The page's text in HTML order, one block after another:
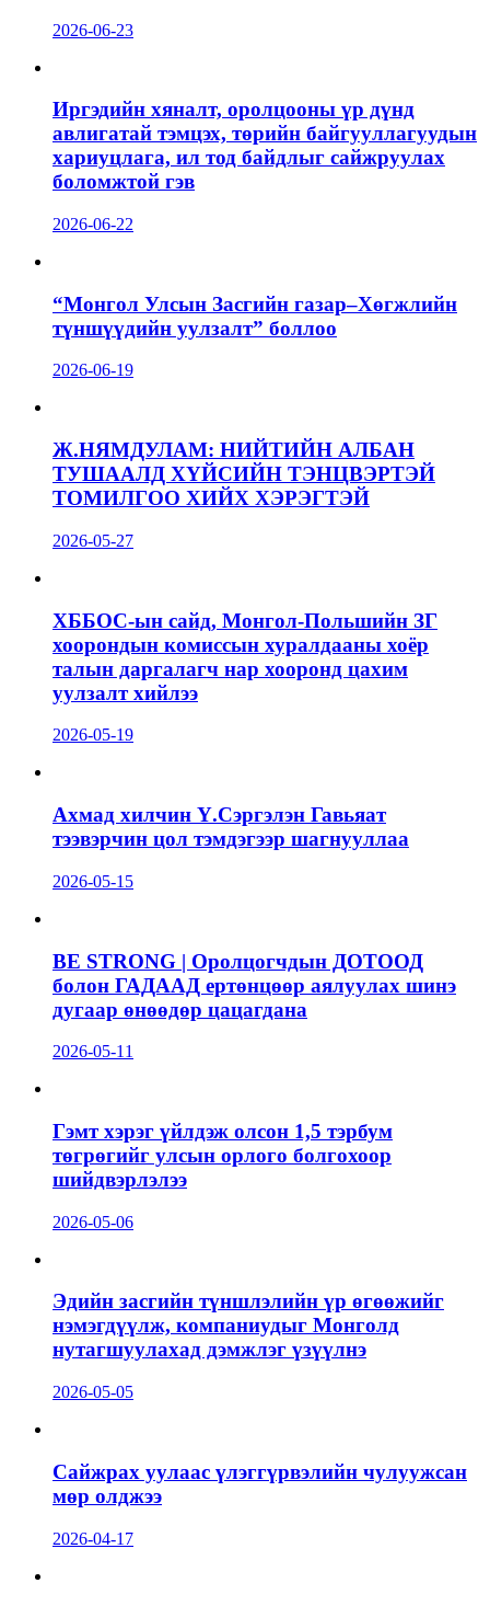
2026-06-23
Иргэдийн хяналт, оролцооны үр дүнд
авлигатай тэмцэх, төрийн байгууллагуудын
хариуцлага, ил тод байдлыг сайжруулах
боломжтой гэв
2026-06-22
“Монгол Улсын Засгийн газар–Хөгжлийн
түншүүдийн уулзалт” боллоо
2026-06-19
Ж.НЯМДУЛАМ: НИЙТИЙН АЛБАН
ТУШААЛД ХҮЙСИЙН ТЭНЦВЭРТЭЙ
ТОМИЛГОО ХИЙХ ХЭРЭГТЭЙ
2026-05-27
ХББОС-ын сайд, Монгол-Польшийн ЗГ
хоорондын комиссын хуралдааны хоёр
талын даргалагч нар хооронд цахим
уулзалт хийлээ
2026-05-19
Ахмад хилчин Ү.Сэргэлэн Гавьяат
тээвэрчин цол тэмдэгээр шагнууллаа
2026-05-15
BE STRONG | Оролцогчдын ДОТООД
болон ГАДААД ертөнцөөр аялуулах шинэ
дугаар өнөөдөр цацагдана
2026-05-11
Гэмт хэрэг үйлдэж олсон 1,5 тэрбум
төгрөгийг улсын орлого болгохоор
шийдвэрлэлээ
2026-05-06
Эдийн засгийн түншлэлийн үр өгөөжийг
нэмэгдүүлж, компаниудыг Монголд
нутагшуулахад дэмжлэг үзүүлнэ
2026-05-05
Сайжрах уулаас үлэггүрвэлийн чулуужсан
мөр олджээ
2026-04-17